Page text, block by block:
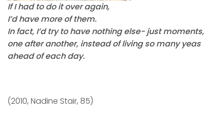
If I had to do it over again,
I’d have more of them.
In fact, I’d try to have nothing else- just moments,
one after another, instead of living so many yeas
ahead of each day.
(2010, Nadine Stair, 85)